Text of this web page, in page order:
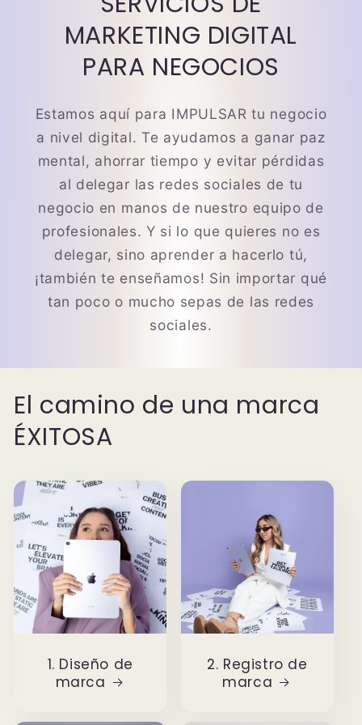
MARKETING DIGITAL
PARA NEGOCIOS
Estamos aquí para IMPULSAR tu negocio
a nivel digital. Te ayudamos a ganar paz
mental, ahorrar tiempo y evitar pérdidas
al delegar las redes sociales de tu
negocio en manos de nuestro equipo de
profesionales. Y si lo que quieres no es
delegar, sino aprender a hacerlo tú,
¡también te enseñamos! Sin importar qué
tan poco o mucho sepas de las redes
sociales.
El camino de una marca
ÉXITOSA
1. Diseño de
marca
2. Registro de
marca